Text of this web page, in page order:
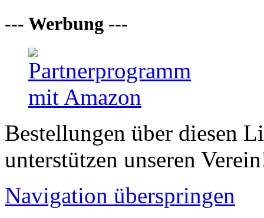
--- Werbung ---
Bestellungen über diesen
unterstützen unseren
Navigation überspringen